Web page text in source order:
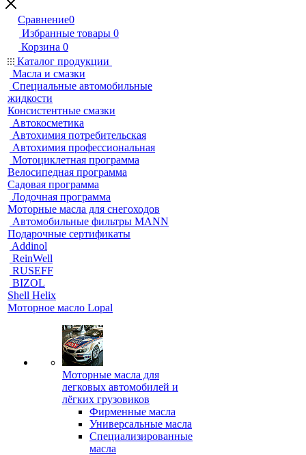
Сравнение0
Избранные товары 0
Корзина 0
Каталог продукции
Масла и смазки
Специальные автомобильные
жидкости
Консистентные смазки
Автокосметика
Автохимия потребительская
Автохимия профессиональная
Мотоциклетная программа
Велосипедная программа
Садовая программа
Лодочная программа
Моторные масла для снегоходов
Автомобильные фильтры MANN
Подарочные сертификаты
Addinol
ReinWell
RUSEFF
BIZOL
Shell Helix
Моторное масло Lopal
Моторные масла для
легковых автомобилей и
лёгких грузовиков
Фирменные масла
Универсальные масла
Специализированные
масла